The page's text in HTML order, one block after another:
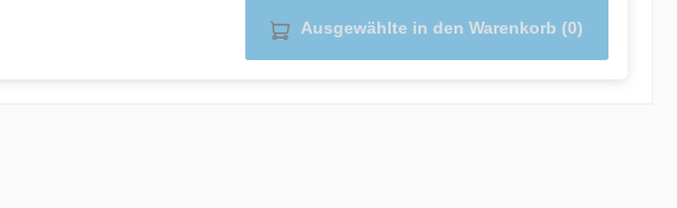
Ausgewählte in den Warenkorb (0)